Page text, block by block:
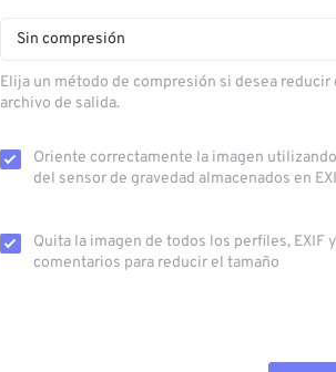
Sin compresión
Elija un método de compresión si desea reducir
archivo de salida.
Oriente correctamente la imagen
del sensor de gravedad almacenados en
Quita la imagen de todos los perfiles, EXIF ​​y
comentarios para reducir el tamaño